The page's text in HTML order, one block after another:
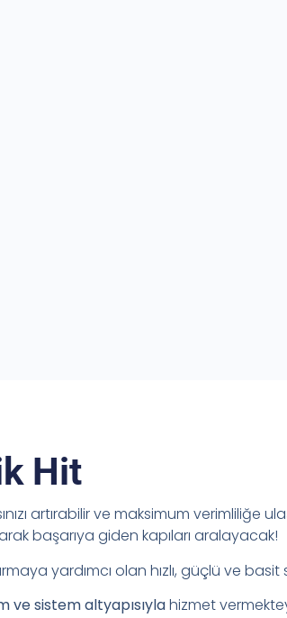
Hit
artırabilir ve maksimum verimliliğe
başarıya giden kapıları aralayacak!
yardımcı olan hızlı, güçlü ve basit
ve sistem altyapısıylahizmet